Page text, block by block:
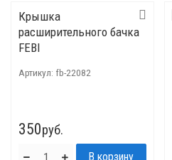
Крышка
расширительного бачка
FEBI
Артикул: fb-22082
350руб.